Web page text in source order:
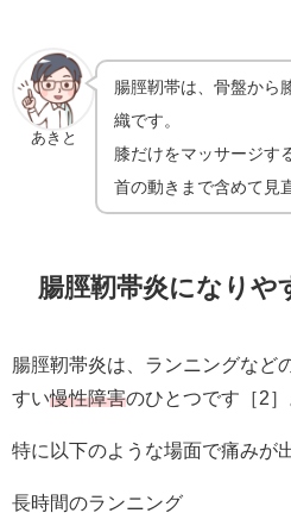
あきと
腸脛靭帯は、骨盤から
織です。
膝だけをマッサージす
首の動きまで含めて見
腸脛靭帯炎になりや
腸脛靭帯炎は、ランニングなど
すい慢性障害のひとつです［2］
特に以下のような場面で痛みが
長時間のランニング